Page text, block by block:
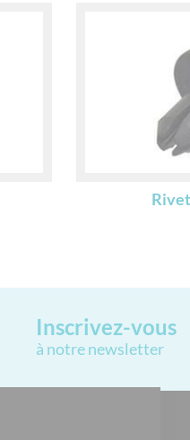
Inscrivez-vous
à notre newsletter